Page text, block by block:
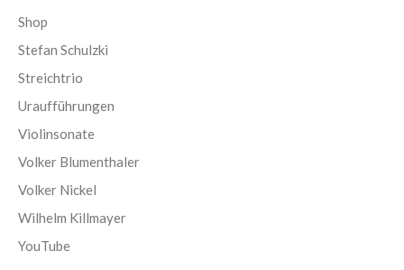
Shop
Stefan Schulzki
Streichtrio
Uraufführungen
Violinsonate
Volker Blumenthaler
Volker Nickel
Wilhelm Killmayer
YouTube